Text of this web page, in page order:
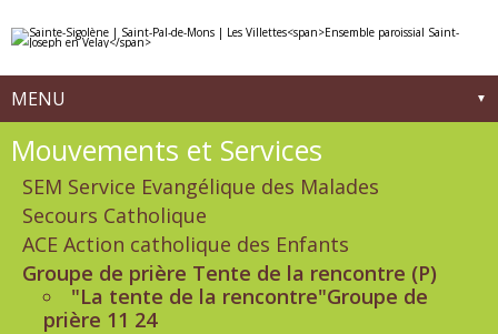
contenu.
la
MENU
Navigation
Mouvements et Services
SEM Service Evangélique des Malades
Secours Catholique
ACE Action catholique des Enfants
Groupe de prière Tente de la rencontre (P)
"La tente de la rencontre"Groupe de
prière 11 24